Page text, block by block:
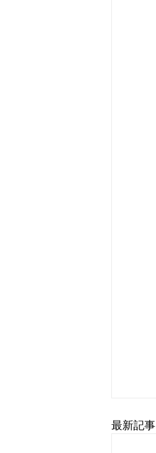
最新記事